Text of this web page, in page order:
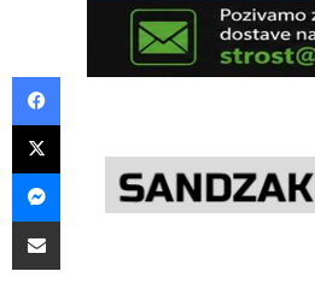
Thursday, 6 August 2026
Facebook
X
Messenger
Pošalji preko E-Maila